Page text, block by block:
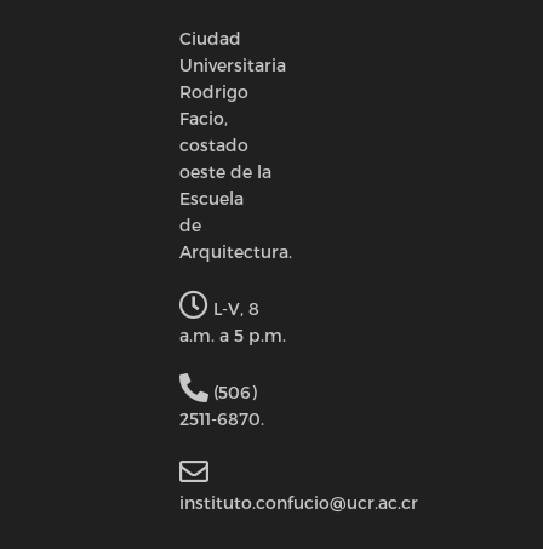
Ciudad
Universitaria
Rodrigo
Facio,
costado
oeste de la
Escuela
de
Arquitectura.
L-V, 8
a.m. a 5 p.m.
(506)
2511-6870.
instituto.confucio@ucr.ac.cr